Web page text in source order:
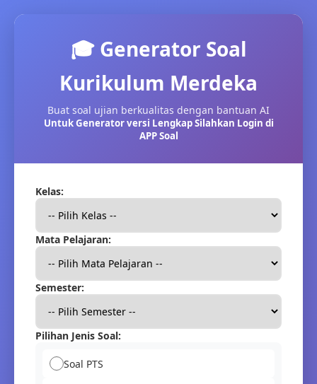
🎓 Generator Soal
Kurikulum Merdeka
Buat soal ujian berkualitas dengan bantuan AI
Untuk Generator versi Lengkap Silahkan Login di
APP Soal
Kelas:
Mata Pelajaran:
Semester:
Pilihan Jenis Soal:
Soal PTS